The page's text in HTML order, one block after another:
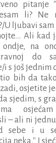
pitanje
li?
U ljubavi
Ali kad
na
do
i s još jednim
bih da
osjetite
sjedim, s
– ali ni
i u
neka.'' I